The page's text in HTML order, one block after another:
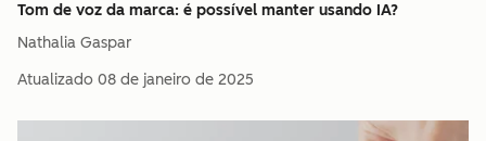
Tom de voz da marca: é possível manter usando IA?
Nathalia Gaspar
Atualizado 08 de janeiro de 2025